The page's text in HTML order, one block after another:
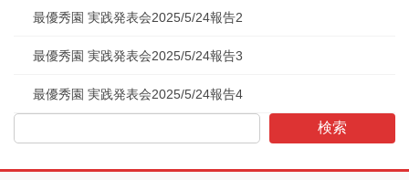
最優秀園 実践発表会2025/5/24報告2
最優秀園 実践発表会2025/5/24報告3
最優秀園 実践発表会2025/5/24報告4
検索